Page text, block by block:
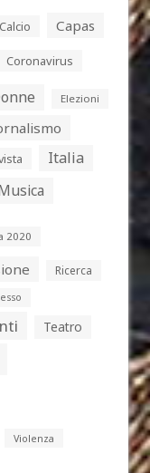
Calcio Capas
Coronavirus
Elezioni
Italia
2020
Ricerca
Teatro
Violenza